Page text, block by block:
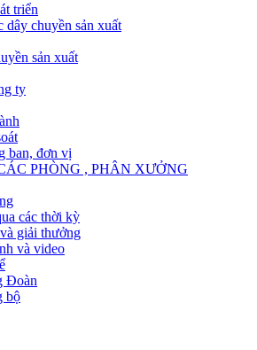
triển
dây chuyền sản xuất
sản xuất
ty
ban, đơn vị
PHÒNG , PHÂN XƯỞNG
các thời kỳ
giải thưởng
và video
Đoàn
bộ